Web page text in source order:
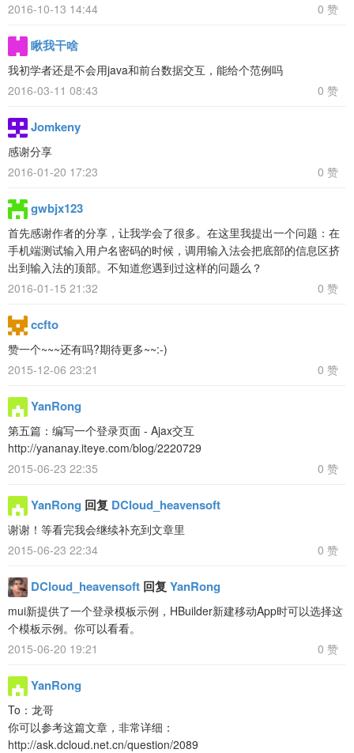
2016-10-13 14:44
0 赞
瞅我干啥
我初学者还是不会用java和前台数据交互，能给个范例吗
2016-03-11 08:43
0 赞
Jomkeny
感谢分享
2016-01-20 17:23
0 赞
gwbjx123
首先感谢作者的分享，让我学会了很多。在这里我提出一个问题：在
手机端测试输入用户名密码的时候，调用输入法会把底部的信息区挤
出到输入法的顶部。不知道您遇到过这样的问题么？
2016-01-15 21:32
0 赞
ccfto
赞一个~~~还有吗?期待更多~~:-)
2015-12-06 23:21
0 赞
YanRong
第五篇：编写一个登录页面 - Ajax交互
http://yananay.iteye.com/blog/2220729
2015-06-23 22:35
0 赞
YanRong 回复 DCloud_heavensoft
谢谢！等看完我会继续补充到文章里
2015-06-23 22:34
0 赞
DCloud_heavensoft 回复 YanRong
mui新提供了一个登录模板示例，HBuilder新建移动App时可以选择这
个模板示例。你可以看看。
2015-06-20 19:21
0 赞
YanRong
To：龙哥
你可以参考这篇文章，非常详细：
http://ask.dcloud.net.cn/question/2089